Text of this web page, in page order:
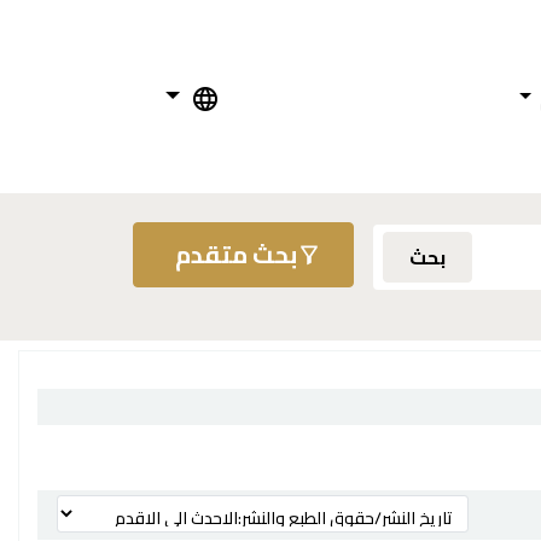
بحث بحث متقدم
ترتيب بواسطة: